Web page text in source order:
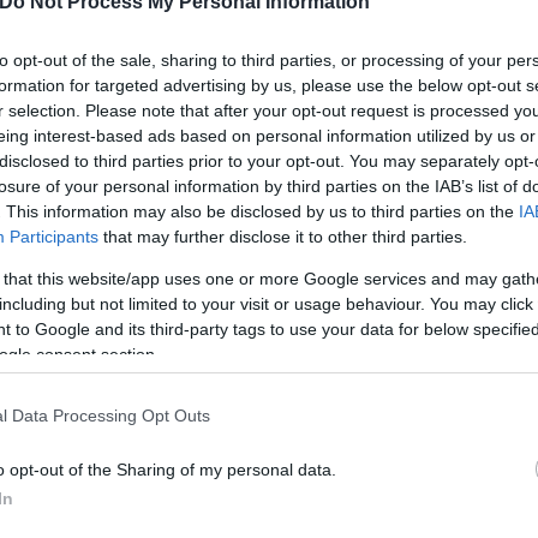
opt-out of the sale, sharing to third parties, or processing of your
for targeted advertising by us, please use the below opt-out
selection. Please note that after your opt-out request is processed
interest-based ads based on personal information utilized by us
to third parties prior to your opt-out. You may separately
of your personal information by third parties on the IAB’s list of
This information may also be disclosed by us to third parties on the
Participants that may further disclose it to other third parties.
that this website/app uses one or more Google services and may
but not limited to your visit or usage behaviour. You may
to Google and its third-party tags to use your data for below
consent section.
Data Processing Opt Outs
opt-out of the Sharing of my personal data.
CORREA👀🔙🏠
de Junio y la vuelta DEPENDE de ÉL, sus ganas y
dinero.
Rayados de Monterrey🇲🇽 y
pic.twitter.com/7ASQwp4fEe
🙌 (@luchoneder)March 21, 2025
Ο παίκτης της
και μοιράζοντας
πίνακα στο +3 από τηνΝάπολι
, ενώ στα
Μονάχου